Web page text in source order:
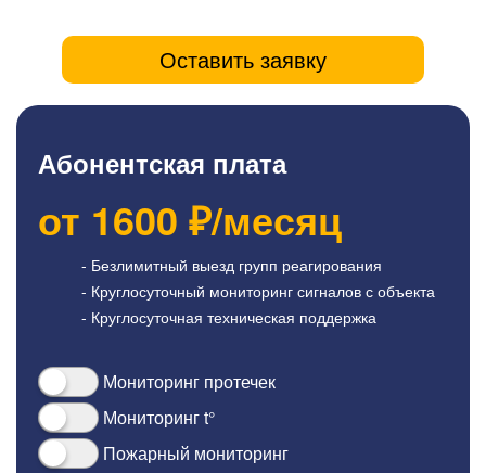
Оставить заявку
Абонентская плата
от 1600 ₽/месяц
- Безлимитный выезд групп реагирования
- Круглосуточный мониторинг сигналов с объекта
- Круглосуточная техническая поддержка
Мониторинг протечек
Мониторинг t°
Пожарный мониторинг